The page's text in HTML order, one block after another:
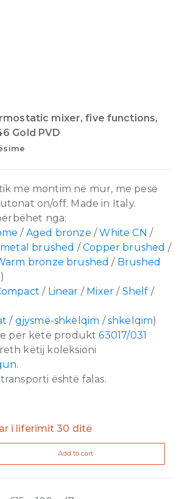
mixer, five functions,
Gold PVD
me montim në mur, me pesë
on/off. Made in Italy.
nga:
/ Aged bronze /White CN /
brushed /Copper brushed /
bronze brushed / Brushed
)
/ Linear / Mixer / Shelf /
/ gjysmë-shkëlqim /shkëlqim)
për këtë produkt63017/031
këtij koleksioni
.
është falas.
i liferimit 30 ditë
Add to cart